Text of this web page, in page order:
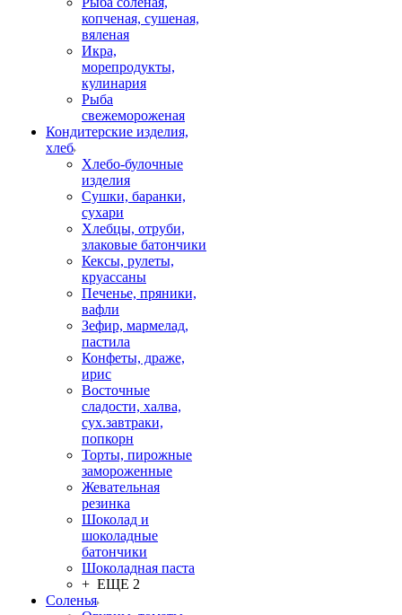
копченая, сушеная,
вяленая
Икра,
морепродукты,
кулинария
Рыба
свежемороженая
Кондитерские изделия,
хлеб
Хлебо-булочные
изделия
Сушки, баранки,
сухари
Хлебцы, отруби,
злаковые батончики
Кексы, рулеты,
круассаны
Печенье, пряники,
вафли
Зефир, мармелад,
пастила
Конфеты, драже,
ирис
Восточные
сладости, халва,
сух.завтраки,
попкорн
Торты, пирожные
замороженные
Жевательная
резинка
Шоколад и
шоколадные
батончики
Шоколадная паста
+ ЕЩЕ 2
Соленья